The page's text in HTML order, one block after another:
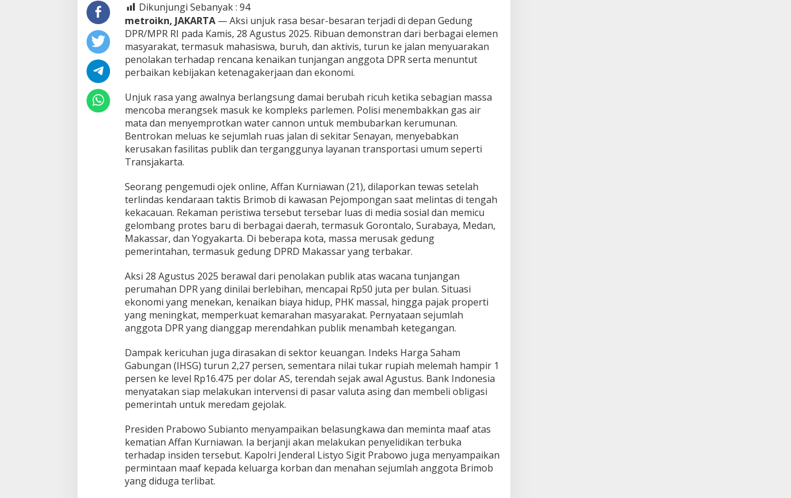
Dikunjungi Sebanyak : 94
metroikn, JAKARTA— Aksi unjuk rasa besar-besaran terjadi di depan Gedung
DPR/MPR RI pada Kamis, 28 Agustus 2025. Ribuan demonstran dari berbagai elemen
masyarakat, termasuk mahasiswa, buruh, dan aktivis, turun ke jalan menyuarakan
penolakan terhadap rencana kenaikan tunjangan anggota DPR serta menuntut
perbaikan kebijakan ketenagakerjaan dan ekonomi.
Unjuk rasa yang awalnya berlangsung damai berubah ricuh ketika sebagian massa
mencoba merangsek masuk ke kompleks parlemen. Polisi menembakkan gas air
mata dan menyemprotkan water cannon untuk membubarkan kerumunan.
Bentrokan meluas ke sejumlah ruas jalan di sekitar Senayan, menyebabkan
kerusakan fasilitas publik dan terganggunya layanan transportasi umum seperti
Transjakarta.
Seorang pengemudi ojek online, Affan Kurniawan (21), dilaporkan tewas setelah
terlindas kendaraan taktis Brimob di kawasan Pejompongan saat melintas di tengah
kekacauan. Rekaman peristiwa tersebut tersebar luas di media sosial dan memicu
gelombang protes baru di berbagai daerah, termasuk Gorontalo, Surabaya, Medan,
Makassar, dan Yogyakarta. Di beberapa kota, massa merusak gedung
pemerintahan, termasuk gedung DPRD Makassar yang terbakar.
Aksi 28 Agustus 2025 berawal dari penolakan publik atas wacana tunjangan
perumahan DPR yang dinilai berlebihan, mencapai Rp50 juta per bulan. Situasi
ekonomi yang menekan, kenaikan biaya hidup, PHK massal, hingga pajak properti
yang meningkat, memperkuat kemarahan masyarakat. Pernyataan sejumlah
anggota DPR yang dianggap merendahkan publik menambah ketegangan.
Dampak kericuhan juga dirasakan di sektor keuangan. Indeks Harga Saham
Gabungan (IHSG) turun 2,27 persen, sementara nilai tukar rupiah melemah hampir 1
persen ke level Rp16.475 per dolar AS, terendah sejak awal Agustus. Bank Indonesia
menyatakan siap melakukan intervensi di pasar valuta asing dan membeli obligasi
pemerintah untuk meredam gejolak.
Presiden Prabowo Subianto menyampaikan belasungkawa dan meminta maaf atas
kematian Affan Kurniawan. Ia berjanji akan melakukan penyelidikan terbuka
terhadap insiden tersebut. Kapolri Jenderal Listyo Sigit Prabowo juga menyampaikan
permintaan maaf kepada keluarga korban dan menahan sejumlah anggota Brimob
yang diduga terlibat.